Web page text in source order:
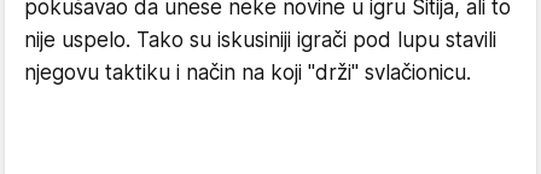
pokušavao da unese neke novine u igru Sitija, ali to
nije uspelo. Tako su iskusiniji igrači pod lupu stavili
njegovu taktiku i način na koji "drži" svlačionicu.